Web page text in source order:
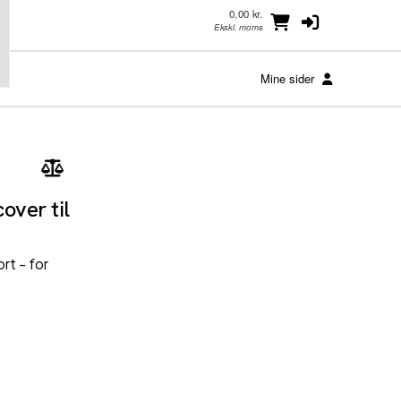
0,00 kr.
Ekskl. moms
Mine sider
til
- for